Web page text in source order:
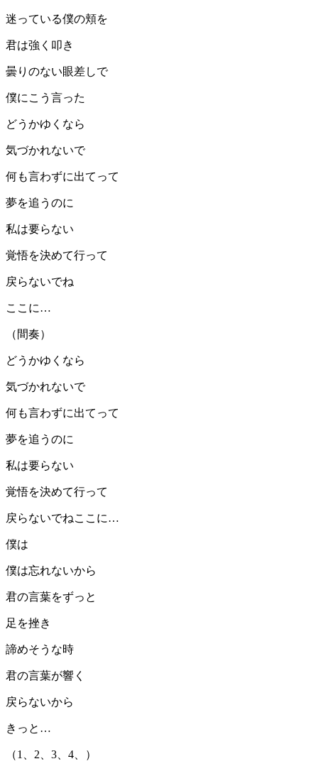
迷っている僕の頬を
君は強く叩き
曇りのない眼差しで
僕にこう言った
どうかゆくなら
気づかれないで
何も言わずに出てって
夢を追うのに
私は要らない
覚悟を決めて行って
戻らないでね
ここに…
（間奏）
どうかゆくなら
気づかれないで
何も言わずに出てって
夢を追うのに
私は要らない
覚悟を決めて行って
戻らないでねここに…
僕は
僕は忘れないから
君の言葉をずっと
足を挫き
諦めそうな時
君の言葉が響く
戻らないから
きっと…
（1、2、3、4、）